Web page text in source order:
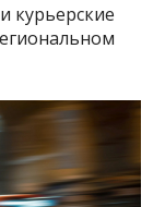
курьерские